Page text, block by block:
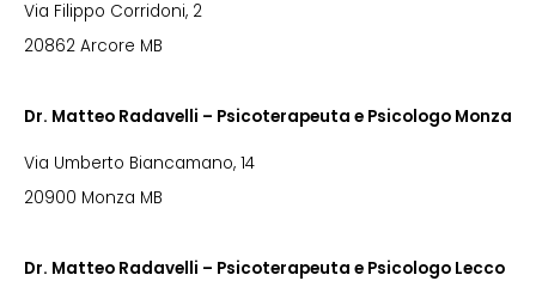
Via Filippo Corridoni, 2
20862 Arcore MB
Dr. Matteo Radavelli – Psicoterapeuta e Psicologo Monza
Via Umberto Biancamano, 14
20900 Monza MB
Dr. Matteo Radavelli – Psicoterapeuta e Psicologo Lecco